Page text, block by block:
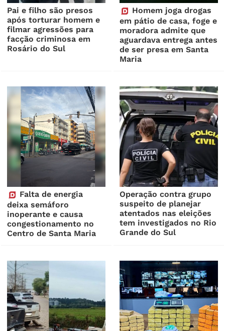
Pai e filho são presos
após torturar homem e
filmar agressões para
facção criminosa em
Rosário do Sul
Homem joga drogas
em pátio de casa, foge e
moradora admite que
aguardava entrega antes
de ser presa em Santa
Maria
Falta de energia
deixa semáforo
inoperante e causa
congestionamento no
Centro de Santa Maria
Operação contra grupo
suspeito de planejar
atentados nas eleições
tem investigados no Rio
Grande do Sul